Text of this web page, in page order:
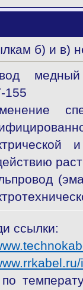
б) и в)
медный
155
ссылки: